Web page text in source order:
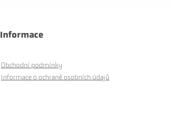
Informace
Obchodní podmínky
Informace o ochraně osobních údajů